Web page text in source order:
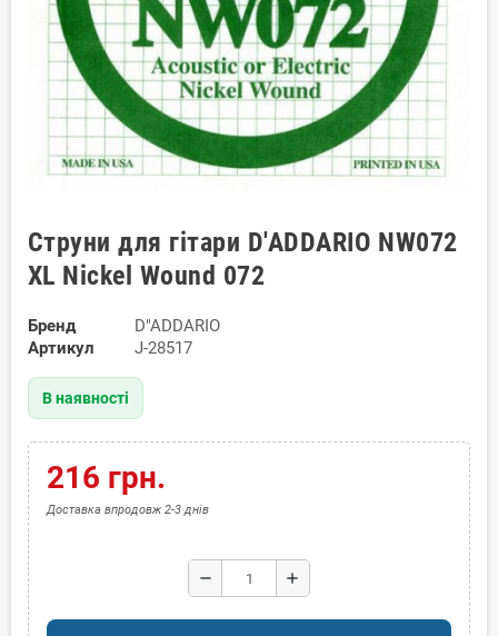
Струни для гітари D'ADDARIO NW072
XL Nickel Wound 072
Бренд
D"ADDARIO
Артикул
J-28517
В наявності
216 грн.
Доставка впродовж 2-3 днів
remove add